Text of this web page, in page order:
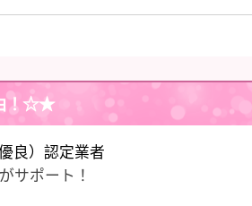
！☆★
良）認定業者
サポート！